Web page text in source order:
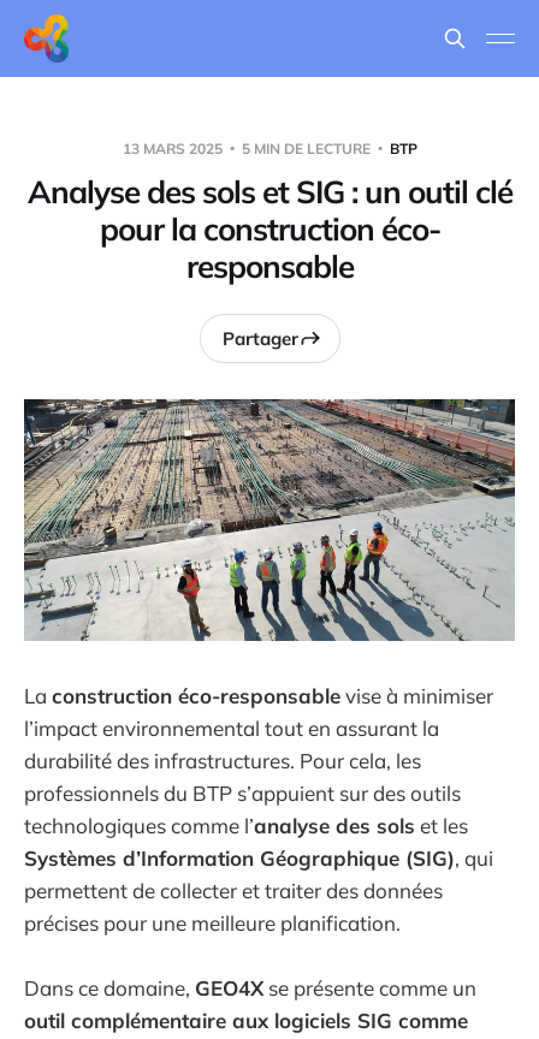
13 MARS 2025 5 MIN DE LECTURE BTP
Analyse des sols et SIG : un outil clé
pour la construction éco-
responsable
Partager
La construction éco-responsablevise à minimiser
l’impact environnemental tout en assurant la
durabilité des infrastructures. Pour cela, les
professionnels du BTP s’appuient sur des outils
technologiques comme l’analyse des sols et les
Systèmes d’Information Géographique (SIG), qui
permettent de collecter et traiter des données
précises pour une meilleure planification.
Dans ce domaine, GEO4Xse présente comme un
outil complémentaire aux logiciels SIG comme